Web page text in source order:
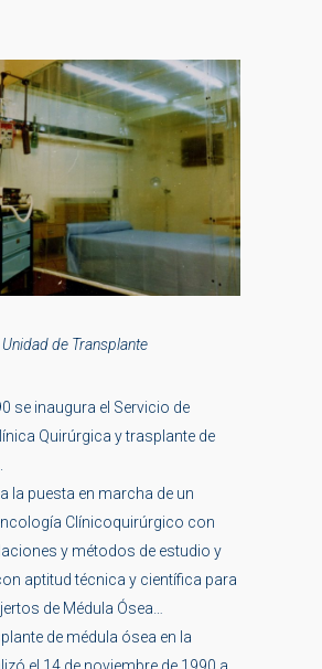
Unidad de Transplante
se inaugura el Servicio de
Quirúrgica y trasplante de
la puesta en marcha de un
Clínicoquirúrgico con
y métodos de estudio y
aptitud técnica y científica para
de Médula Ósea…
de médula ósea en la